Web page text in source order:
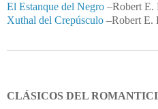
El Estanque del Negro –Robert E.
Xuthal del Crepúsculo –Robert E.
CLÁSICOS DEL